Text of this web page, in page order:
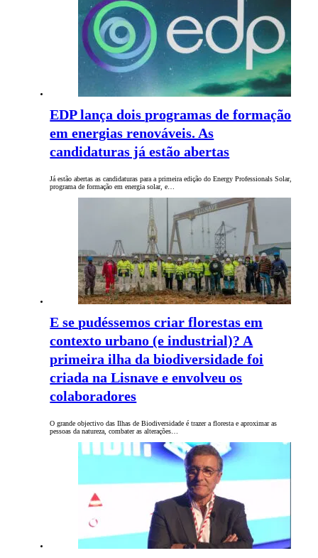
EDP lança dois programas de formação
em energias renováveis. As
candidaturas já estão abertas
Já estão abertas as candidaturas para a primeira edição do Energy Professionals Solar,
programa de formação em energia solar, e…
E se pudéssemos criar florestas em
contexto urbano (e industrial)? A
primeira ilha da biodiversidade foi
criada na Lisnave e envolveu os
colaboradores
O grande objectivo das Ilhas de Biodiversidade é trazer a floresta e aproximar as
pessoas da natureza, combater as alterações…